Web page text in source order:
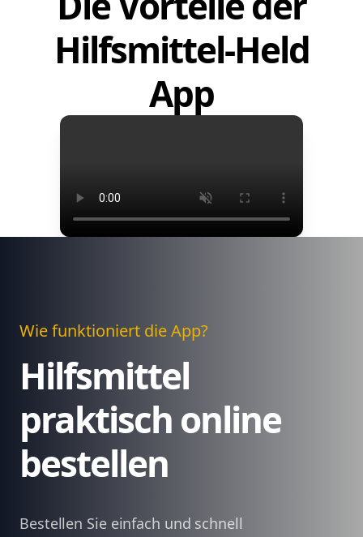
Hilfsmittel-Held
App
Wie funktioniert die App?
Hilfsmittel
praktisch online
bestellen
Bestellen Sie einfach und schnell